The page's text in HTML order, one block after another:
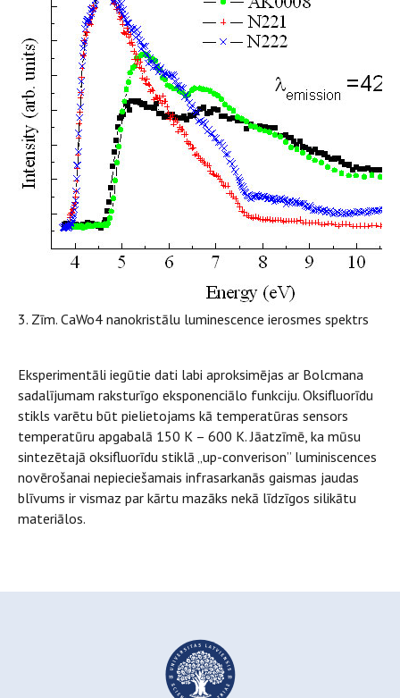
3. Zīm. CaWo4 nanokristālu luminescence ierosmes spektrs
Eksperimentāli iegūtie dati labi aproksimējas ar Bolcmana
sadalījumam raksturīgo eksponenciālo funkciju. Oksifluorīdu
stikls varētu būt pielietojams kā temperatūras sensors
temperatūru apgabalā 150 K – 600 K. Jāatzīmē, ka mūsu
sintezētajā oksifluorīdu stiklā „up-converison” luminiscences
novērošanai nepieciešamais infrasarkanās gaismas jaudas
blīvums ir vismaz par kārtu mazāks nekā līdzīgos silikātu
materiālos.